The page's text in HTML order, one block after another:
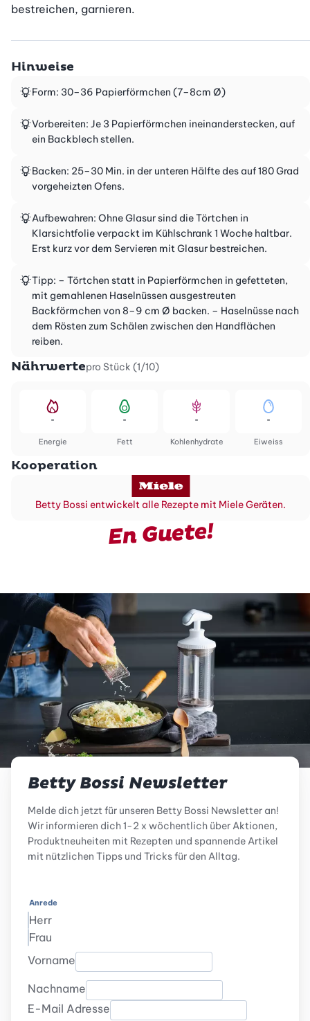
bestreichen, garnieren.
Hinweise
Form: 30–36 Papierförmchen (7–8cm Ø)
Vorbereiten: Je 3 Papierförmchen ineinanderstecken, auf
ein Backblech stellen.
Backen: 25–30 Min. in der unteren Hälfte des auf 180 Grad
vorgeheizten Ofens.
Aufbewahren: Ohne Glasur sind die Törtchen in
Klarsichtfolie verpackt im Kühlschrank 1 Woche haltbar.
Erst kurz vor dem Servieren mit Glasur bestreichen.
Tipp: – Törtchen statt in Papierförmchen in gefetteten,
mit gemahlenen Haselnüssen ausgestreuten
Backförmchen von 8–9 cm Ø backen. – Haselnüsse nach
dem Rösten zum Schälen zwischen den Handflächen
reiben.
Nährwertepro Stück (1/10)
Energie
-
Fett
-
Kohlenhydrate
-
Eiweiss
-
Kooperation
Betty Bossi entwickelt alle Rezepte mit Miele Geräten.
En Guete!
Betty Bossi Newsletter
Melde dich jetzt für unseren Betty Bossi Newsletter an!
Wir informieren dich 1-2 x wöchentlich über Aktionen,
Produktneuheiten mit Rezepten und spannende Artikel
mit nützlichen Tipps und Tricks für den Alltag.
Anrede
Herr
Frau
Vorname
Nachname
E-Mail Adresse